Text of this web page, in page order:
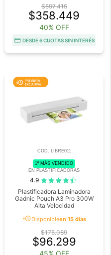
$597.415
$358.449
40% OFF
DESDE 6 CUOTAS SIN INTERÉS
COD. LIBRE011
1º MÁS VENDIDO
EN PLASTIFICADORAS
4.9
Plastificadora Laminadora
Gadnic Pouch A3 Pro 300W
Alta Velocidad
acuteDisponibleen 15 días
$175.089
$96.299
45% OFF